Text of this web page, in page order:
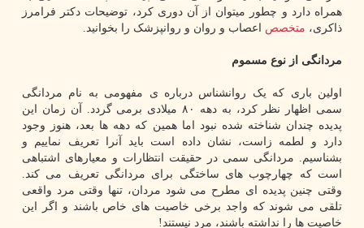
همراه دارد و چطور میتوان از آن دوری کرد، توضیحات دکتر فرامرز
ذاکری، متخصص اعصاب و روان و روانپزشک را بخوانید.
مردانگی از نوع مسموم
اولین باری که یک روانشناس درباره ی مفهومی به نام مردانگی
سمی اظهار نظر کرد، به دهه ۸۰ میلادی برمی گردد. آن زمان این
پدیده چندان شناخته شده نبود اما همین که دهه ها بعد، هنوز وجود
دارد و لطمه زاست، نشان داده است باید آنرا تعریف نماییم و
بشناسیم. مردانگی سمی در حقیقت انتظارات و معیارهای اشتباهی
است که چهارچوب های ساختگی برای مردانگی تعریف می کند.
وقتی چنین پدیده ای مطرح می شود مردان، تنها وقتی مرد واقعی
تلقی می شوند که واجد برخی خاصیت های خاص باشند و اگر این
خاصیت ها را نداشته باشند، مرد نیستند!